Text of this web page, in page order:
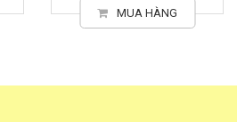
MUA HÀNG